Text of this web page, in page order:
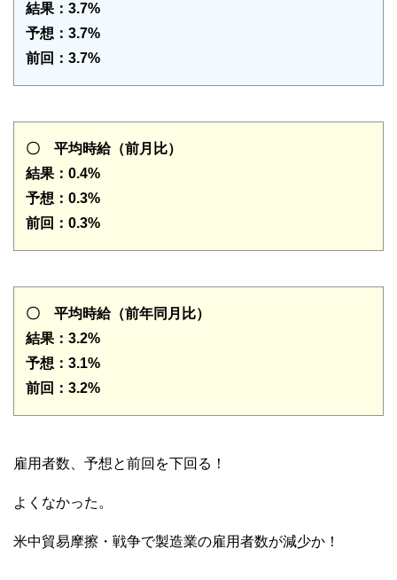
結果：3.7%
予想：3.7%
前回：3.7%
〇 平均時給（前月比）
結果：0.4%
予想：0.3%
前回：0.3%
〇 平均時給（前年同月比）
結果：3.2%
予想：3.1%
前回：3.2%
雇用者数、予想と前回を下回る！
よくなかった。
米中貿易摩擦・戦争で製造業の雇用者数が減少か！